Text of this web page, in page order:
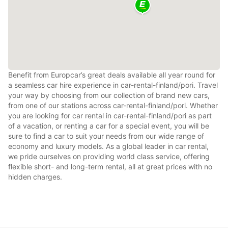
Benefit from Europcar’s great deals available all year round for
a seamless car hire experience in car-rental-finland/pori. Travel
your way by choosing from our collection of brand new cars,
from one of our stations across car-rental-finland/pori. Whether
you are looking for car rental in car-rental-finland/pori as part
of a vacation, or renting a car for a special event, you will be
sure to find a car to suit your needs from our wide range of
economy and luxury models. As a global leader in car rental,
we pride ourselves on providing world class service, offering
flexible short- and long-term rental, all at great prices with no
hidden charges.